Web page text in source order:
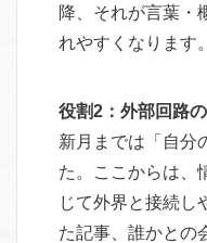
降、それが言葉・
れやすくなります。
役割2：外部回路
新月までは「自分
た。ここからは、
じて外界と接続し
た記事、誰かとの